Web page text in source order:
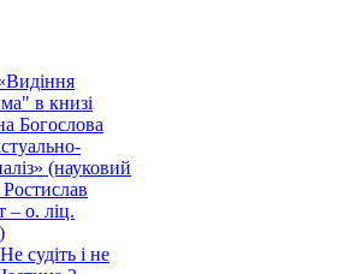
в книзі
Богослова
(науковий
– о. ліц.
і не